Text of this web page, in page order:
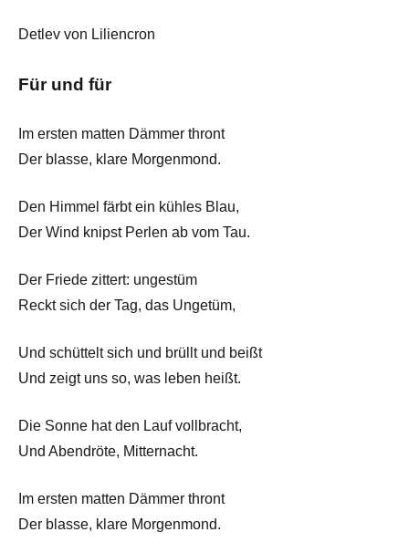
Detlev von Liliencron
Für und für
Im ersten matten Dämmer thront
Der blasse, klare Morgenmond.
Den Himmel färbt ein kühles Blau,
Der Wind knipst Perlen ab vom Tau.
Der Friede zittert: ungestüm
Reckt sich der Tag, das Ungetüm,
Und schüttelt sich und brüllt und beißt
Und zeigt uns so, was leben heißt.
Die Sonne hat den Lauf vollbracht,
Und Abendröte, Mitternacht.
Im ersten matten Dämmer thront
Der blasse, klare Morgenmond.